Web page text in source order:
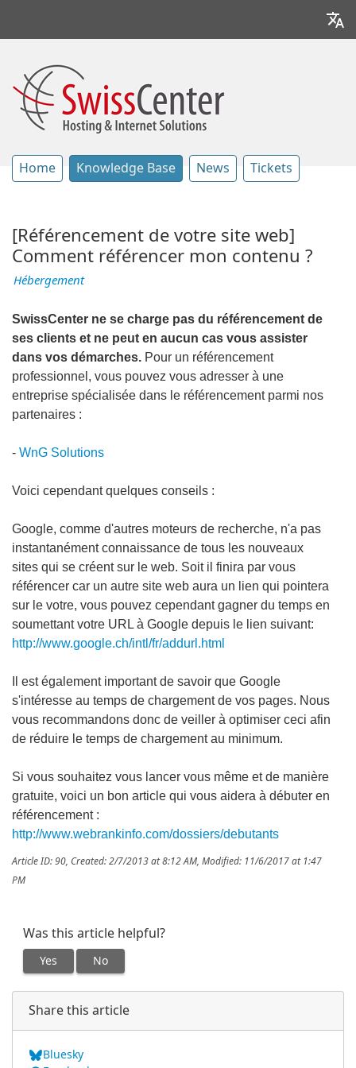
Home Knowledge Base News Tickets
[Référencement de votre site web]
Comment référencer mon contenu ?
Hébergement
SwissCenter ne se charge pas du référencement de
ses clients et ne peut en aucun cas vous assister
dans vos démarches. Pour un référencement
professionnel, vous pouvez vous adresser à une
entreprise spécialisée dans le référencementparmi nos
partenaires :
- WnG Solutions
Voici cependant quelques conseils :
Google, comme d'autres moteurs de recherche, n'a pas
instantanément connaissance de tous les nouveaux
sites qui se créent sur le web. Soit il finira par vous
référencer car un autre site web aura un lien qui pointera
sur le votre, vous pouvez cependant gagner du temps en
soumettant votre URL à Google depuis le lien suivant:
http://www.google.ch/intl/fr/addurl.html
Il est également important de savoir que Google
s'intéresse au temps de chargement de vos pages. Nous
vous recommandons donc de veiller à optimiser ceci afin
de réduire le temps de chargement au minimum.
Si vous souhaitez vous lancer vous même et de manière
gratuite, voici un bon article qui vous aidera à débuter en
référencement :
http://www.webrankinfo.com/dossiers/debutants
Article ID: 90, Created: 2/7/2013 at 8:12 AM, Modified: 11/6/2017 at 1:47
PM
Was this article helpful?
Yes No
Share this article
Bluesky